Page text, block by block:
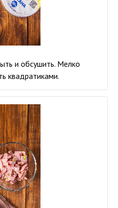
и обсушить. Мелко
квадратиками.